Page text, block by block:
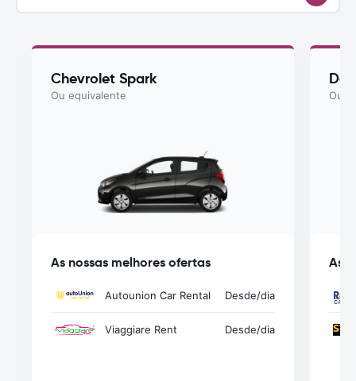
Chevrolet Spark
Ou equivalente
As nossas melhores ofertas
Autounion Car Rental Desde/dia
Viaggiare Rent Desde/dia
Ou
As